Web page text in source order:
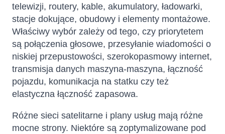
telewizji, routery, kable, akumulatory, ładowarki,
stacje dokujące, obudowy i elementy montażowe.
Właściwy wybór zależy od tego, czy priorytetem
są połączenia głosowe, przesyłanie wiadomości o
niskiej przepustowości, szerokopasmowy internet,
transmisja danych maszyna-maszyna, łączność
pojazdu, komunikacja na statku czy też
elastyczna łączność zapasowa.
Różne sieci satelitarne i plany usług mają różne
mocne strony. Niektóre są zoptymalizowane pod